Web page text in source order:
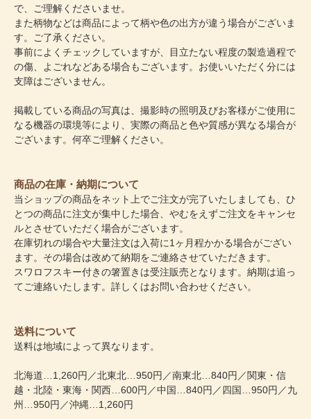
で、ご理解くださいませ。
また柄物などは商品によって柄や色の出方が違う場合がございま
す。ご了承ください。
事前によくチェックしていますが、目立たない程度の製造過程で
の傷、よごれなどある場合もございます。お使いいただく分には
支障はございません。
掲載している商品の写真は、撮影時の照明及びお客様がご使用に
なる機器の環境等により、実際の商品と色や質感が異なる場合が
ございます。何卒ご理解ください。
商品の在庫・納期について
当ショップの商品をネット上でご注文が完了いたしましても、ひ
とつの商品に注文が集中した場合、やむをえずご注文をキャンセ
ルとさせていただく場合がございます。
在庫切れの場合や大量注文は入荷に1ヶ月程かかる場合がござい
ます。その場合は改めて納期をご連絡させていただきます。
スワロフスキー付きの箸置きは受注販売となります。納期は追っ
てご連絡いたします。詳しくはお問い合わせください。
送料について
送料は地域によって異なります。
北海道…1,260円／北東北…950円／南東北…840円／関東・信
越・北陸・東海・関西…600円／中国…840円／四国…950円／九
州…950円／沖縄…1,260円